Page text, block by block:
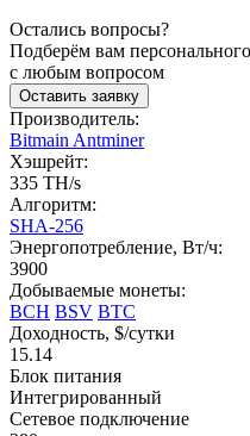
Остались вопросы?
Подберём вам
с любым вопросом
Оставить заявку
Производитель:
Bitmain Antminer
Хэшрейт:
335 TH/s
Алгоритм:
SHA-256
Энергопотребление, Вт/ч:
3900
Добываемые монеты:
BCH BSV BTC
Доходность, $/сутки
15.14
Блок питания
Интегрированный
Сетевое подключение